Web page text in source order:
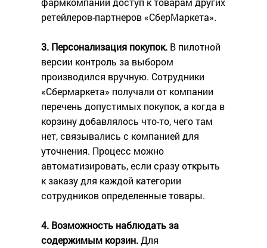
ретейлеров-партнеров «СберМаркета».
3. Персонализация покупок. В пилотной
версии контроль за выбором
производился вручную. Сотрудники
«Сбермаркета» получали от компании
перечень допустимых покупок, а когда в
корзину добавлялось что-то, чего там
нет, связывались с компанией для
уточнения. Процесс можно
автоматизировать, если сразу открыть
к заказу для каждой категории
сотрудников определенные товары.
4. Возможность наблюдать за
содержимым корзин.Для